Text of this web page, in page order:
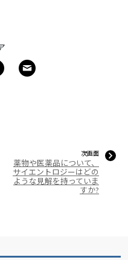
次画面
薬物や医薬品について、
サイエントロジーはどの
ような見解を持っていま
すか?